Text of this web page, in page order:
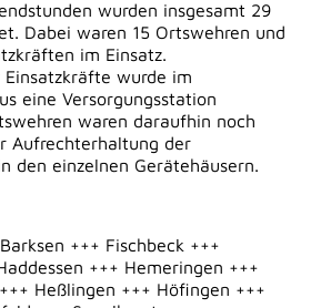
wurden insgesamt 29
Dabei waren 15 Ortswehren und
im Einsatz.
wurde im
eine Versorgungsstation
waren daraufhin noch
Aufrechterhaltung der
den einzelnen Gerätehäusern.
+++ Fischbeck +++
+++ Hemeringen +++
Heßlingen +++ Höfingen +++